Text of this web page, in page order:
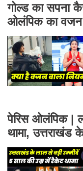
गोल्ड का सपना
ओलंपिक का वजन
पेरिस ओलंपिक |
थामा, उत्तराखंड